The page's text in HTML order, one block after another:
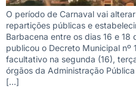
O período de Carnaval vai
repartições públicas e
Barbacena entre os dias 16 e 18
publicou o Decreto Municipal
facultativo na segunda (16),
órgãos da Administração
[…]